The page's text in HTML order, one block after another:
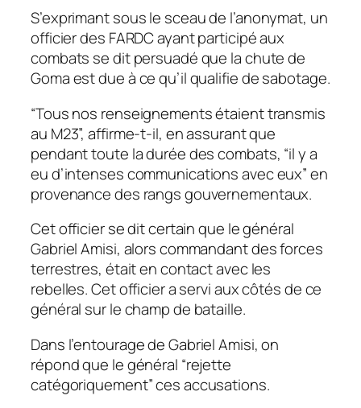
S’exprimant sous le sceau de l’anonymat, un
officier des FARDC ayant participé aux
combats se dit persuadé que la chute de
Goma est due à ce qu’il qualifie de sabotage.
“Tous nos renseignements étaient transmis
au M23”, affirme-t-il, en assurant que
pendant toute la durée des combats, “il y a
eu d’intenses communications avec eux” en
provenance des rangs gouvernementaux.
Cet officier se dit certain que le général
Gabriel Amisi, alors commandant des forces
terrestres, était en contact avec les
rebelles. Cet officier a servi aux côtés de ce
général sur le champ de bataille.
Dans l’entourage de Gabriel Amisi, on
répond que le général “rejette
catégoriquement” ces accusations.